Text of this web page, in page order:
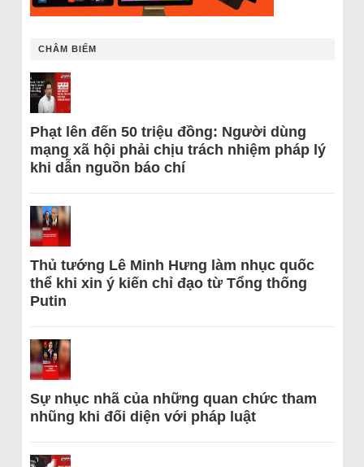
CHÂM BIẾM
Phạt lên đến 50 triệu đồng: Người dùng
mạng xã hội phải chịu trách nhiệm pháp lý
khi dẫn nguồn báo chí
Thủ tướng Lê Minh Hưng làm nhục quốc
thể khi xin ý kiến chỉ đạo từ Tổng thống
Putin
Sự nhục nhã của những quan chức tham
nhũng khi đối diện với pháp luật